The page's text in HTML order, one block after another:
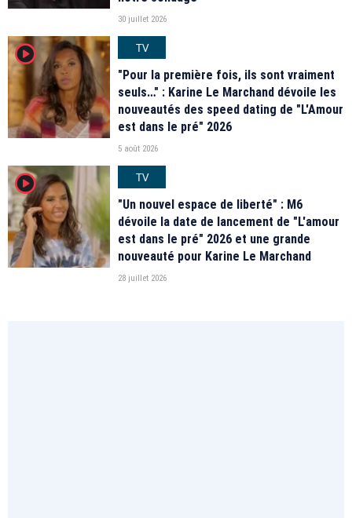
30 juillet 2026
player2
TV
"Pour la première fois, ils sont vraiment
seuls…" : Karine Le Marchand dévoile les
nouveautés des speed dating de "L'Amour
est dans le pré" 2026
5 août 2026
player2
TV
"Un nouvel espace de liberté" : M6
dévoile la date de lancement de "L'amour
est dans le pré" 2026 et une grande
nouveauté pour Karine Le Marchand
28 juillet 2026